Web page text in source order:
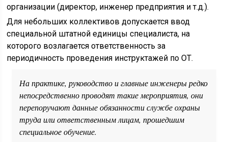
организации (директор, инженер предприятия и т.д.).
Для небольших коллективов допускается ввод
специальной штатной единицы специалиста, на
которого возлагается ответственность за
периодичность проведения инструктажей по ОТ.
На практике, руководство и главные инженеры редко
непосредственно проводят такие мероприятия, они
перепоручают данные обязанности службе охраны
труда или ответственным лицам, прошедшим
специальное обучение.